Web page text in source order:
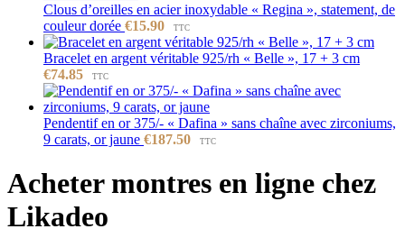
Clous d’oreilles en acier inoxydable « Regina », statement, de
couleur dorée €15.90 TTC
Bracelet en argent véritable 925/rh « Belle », 17 + 3 cm
€74.85 TTC
Pendentif en or 375/- « Dafina » sans chaîne avec zirconiums,
9 carats, or jaune €187.50 TTC
Acheter montres en ligne chez
Likadeo